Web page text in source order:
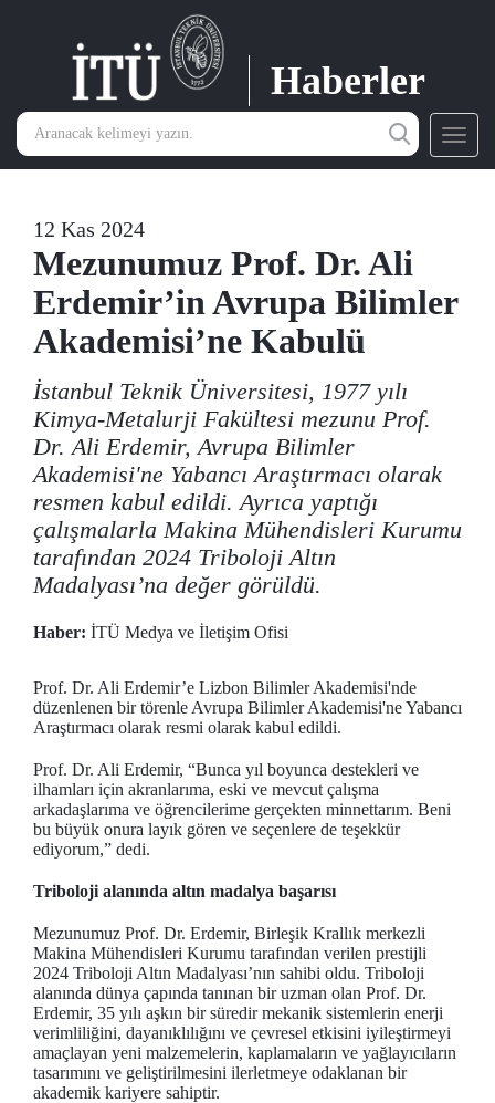
Haberler
12 Kas 2024
Mezunumuz Prof. Dr. Ali
Erdemir’in Avrupa Bilimler
Akademisi’ne Kabulü
İstanbul Teknik Üniversitesi, 1977 yılı
Kimya-Metalurji Fakültesi mezunu Prof.
Dr. Ali Erdemir, Avrupa Bilimler
Akademisi'ne Yabancı Araştırmacı olarak
resmen kabul edildi. Ayrıca yaptığı
çalışmalarla Makina Mühendisleri Kurumu
tarafından 2024 Triboloji Altın
Madalyası’na değer görüldü.
Haber: İTÜ Medya ve İletişim Ofisi
Prof. Dr. Ali Erdemir’e Lizbon Bilimler Akademisi'nde
düzenlenen bir törenle Avrupa Bilimler Akademisi'ne Yabancı
Araştırmacı olarak resmi olarak kabul edildi.
Prof. Dr. Ali Erdemir, “Bunca yıl boyunca destekleri ve
ilhamları için akranlarıma, eski ve mevcut çalışma
arkadaşlarıma ve öğrencilerime gerçekten minnettarım. Beni
bu büyük onura layık gören ve seçenlere de teşekkür
ediyorum,” dedi.
Triboloji alanında altın madalya başarısı
Mezunumuz Prof. Dr. Erdemir, Birleşik Krallık merkezli
Makina Mühendisleri Kurumu tarafından verilen prestijli
2024 Triboloji Altın Madalyası’nın sahibi oldu. Triboloji
alanında dünya çapında tanınan bir uzman olan Prof. Dr.
Erdemir, 35 yılı aşkın bir süredir mekanik sistemlerin enerji
verimliliğini, dayanıklılığını ve çevresel etkisini iyileştirmeyi
amaçlayan yeni malzemelerin, kaplamaların ve yağlayıcıların
tasarımını ve geliştirilmesini ilerletmeye odaklanan bir
akademik kariyere sahiptir.